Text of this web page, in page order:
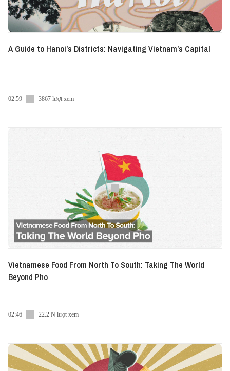
A Guide to Hanoi’s Districts: Navigating Vietnam’s Capital
02:59 3867 lượt xem
Vietnamese Food From North To South: Taking The World
Beyond Pho
02:46 22.2 N lượt xem